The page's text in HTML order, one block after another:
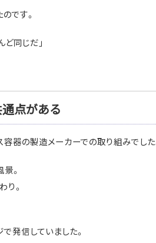
です。
ど同じだ」
点がある
容器の製造メーカーでの取り組みでした
。
り。
発信していました。